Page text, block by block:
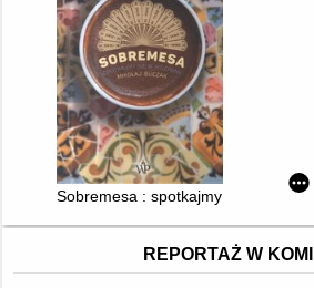
Sobremesa : spotkajmy się w
REPORTAŻ W